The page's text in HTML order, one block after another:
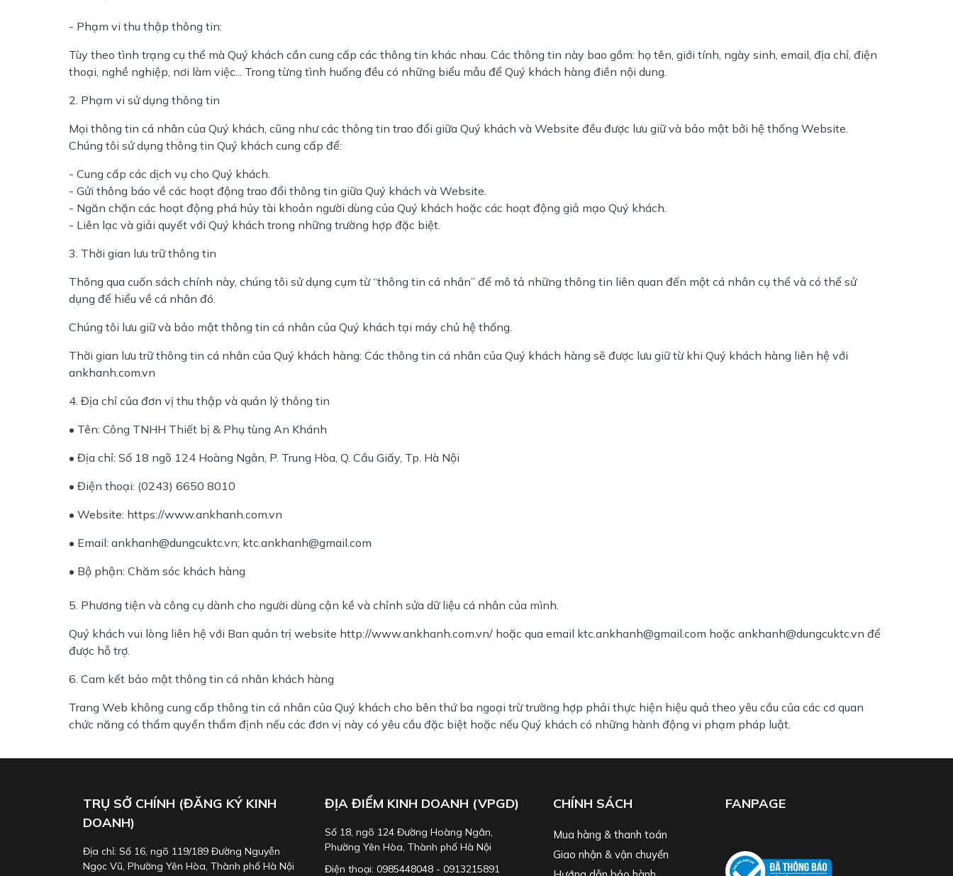
- Phạm vi thu thập thông tin:
Tùy theo tình trạng cụ thể mà Quý khách cần cung cấp các thông tin khác nhau. Các thông tin này bao gồm: họ tên, giới tính, ngày sinh, email, địa chỉ, điện
thoại, nghề nghiệp, nơi làm việc... Trong từng tình huống đều có những biểu mẫu để Quý khách hàng điền nội dung.
2. Phạm vi sử dụng thông tin
Mọi thông tin cá nhân của Quý khách, cũng như các thông tin trao đổi giữa Quý khách và Website đều được lưu giữ và bảo mật bởi hệ thống Website.
Chúng tôi sử dụng thông tin Quý khách cung cấp để:
- Cung cấp các dịch vụ cho Quý khách.
- Gửi thông báo về các hoạt động trao đổi thông tin giữa Quý khách và Website.
- Ngăn chặn các hoạt động phá hủy tài khoản người dùng của Quý khách hoặc các hoạt động giả mạo Quý khách.
- Liên lạc và giải quyết với Quý khách trong những trường hợp đặc biệt.
3. Thời gian lưu trữ thông tin
Thông qua cuốn sách chính này, chúng tôi sử dụng cụm từ “thông tin cá nhân” để mô tả những thông tin liên quan đến một cá nhân cụ thể và có thể sử
dụng để hiểu về cá nhân đó.
Chúng tôi lưu giữ và bảo mật thông tin cá nhân của Quý khách tại máy chủ hệ thống.
Thời gian lưu trữ thông tin cá nhân của Quý khách hàng: Các thông tin cá nhân của Quý khách hàng sẽ được lưu giữ từ khi Quý khách hàng liên hệ với
ankhanh.com.vn
4. Địa chỉ của đơn vị thu thập và quản lý thông tin
• Tên: Công TNHH Thiết bị & Phụ tùng An Khánh
• Địa chỉ: Số 18 ngõ 124 Hoàng Ngân, P. Trung Hòa, Q. Cầu Giấy, Tp. Hà Nội
• Điện thoại: (0243) 6650 8010
• Website: https://www.ankhanh.com.vn
• Email: ankhanh@dungcuktc.vn; ktc.ankhanh@gmail.com
• Bộ phận: Chăm sóc khách hàng
5. Phương tiện và công cụ dành cho người dùng cận kề và chỉnh sửa dữ liệu cá nhân của mình.
Quý khách vui lòng liên hệ với Ban quản trị website http://www.ankhanh.com.vn/ hoặc qua email ktc.ankhanh@gmail.com hoặc ankhanh@dungcuktc.vn để
được hỗ trợ.
6. Cam kết bảo mật thông tin cá nhân khách hàng
Trang Web không cung cấp thông tin cá nhân của Quý khách cho bên thứ ba ngoại trừ trường hợp phải thực hiện hiệu quả theo yêu cầu của các cơ quan
chức năng có thẩm quyền thẩm định nếu các đơn vị này có yêu cầu đặc biệt hoặc nếu Quý khách có những hành động vi phạm pháp luật.
TRỤ SỞ CHÍNH (ĐĂNG KÝ KINH
DOANH)
Địa chỉ: Số 16, ngõ 119/189 Đường Nguyễn
Ngọc Vũ, Phường Yên Hòa, Thành phố Hà Nội
ĐỊA ĐIỂM KINH DOANH (VPGD)
Số 18, ngõ 124 Đường Hoàng Ngân,
Phường Yên Hòa, Thành phố Hà Nội
Điện thoại: 0985448048 - 0913215891
CHÍNH SÁCH
Mua hàng & thanh toán
Giao nhận & vận chuyển
FANPAGE